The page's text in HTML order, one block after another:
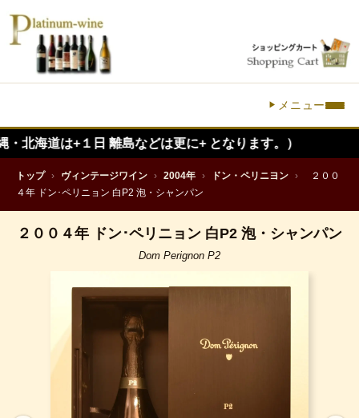
メニュー
１日 離島などは更に+ となります。）
トップ › ヴィンテージワイン › 2004年 › ドン・ペリニヨン ›
２００
４年 ドン･ペリニョン 白P2 泡・シャンパン
２００４年 ドン･ペリニョン 白P2 泡・シャンパン
Dom Perignon P2